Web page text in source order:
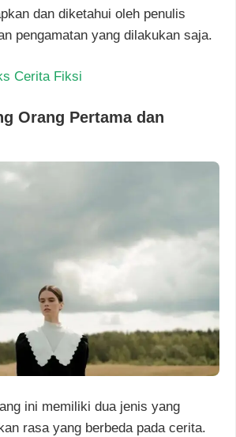
dan diketahui oleh penulis
pengamatan yang dilakukan saja.
Cerita Fiksi
Orang Pertama dan
ini memiliki dua jenis yang
rasa yang berbeda pada cerita.